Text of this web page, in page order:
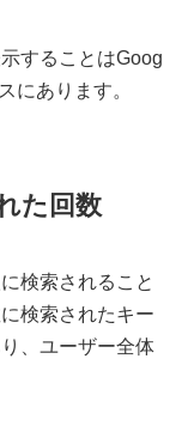
することはGoog
にあります。
た回数
検索されること
検索されたキー
、ユーザー全体